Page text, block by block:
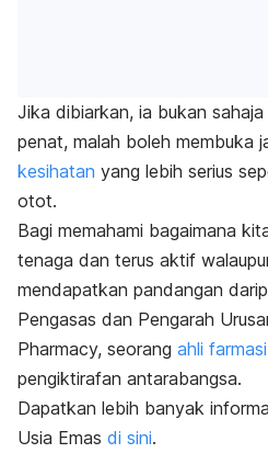
Jika dibiarkan, ia bukan
penat, malah boleh membuka
kesihatan yang lebih serius
otot.
Bagi memahami bagaimana
tenaga dan terus aktif
mendapatkan pandangan
Pengasas dan Pengarah
Pharmacy, seorang ahli farmasi
pengiktirafan antarabangsa.
Dapatkan lebih banyak
Usia Emas di sini.